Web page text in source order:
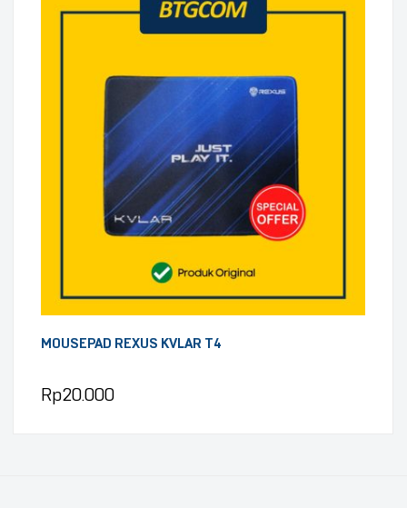
MOUSEPAD REXUS KVLAR T4
Rp20.000